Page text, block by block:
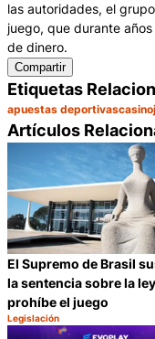
las autoridades, el
juego, que durante
de dinero.
Compartir
Etiquetas
apuestas deportivascasino
Artículos
El Supremo de Brasil
la sentencia sobre la
prohíbe el juego
Categoría:
Legislación